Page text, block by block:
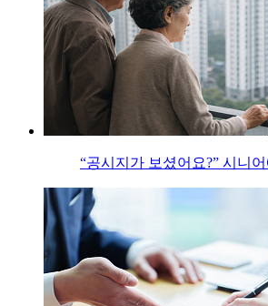
“공시지가 보셨어요?” 시니